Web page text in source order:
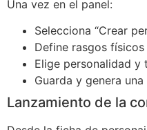
Una vez en el panel:
Selecciona “Crear
Define rasgos
Elige personalidad y
Guarda y genera
Lanzamiento de la